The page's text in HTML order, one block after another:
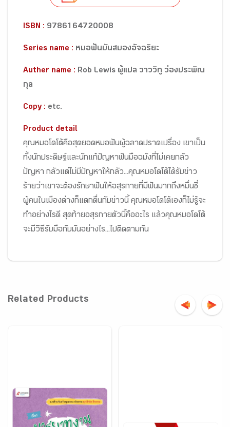
ISBN : 9786164720008
Series name : หมอฟันมันสมองอัจฉริยะ
Auther name :
กุล
Copy : etc.
Product detail
คุณหมอโดโต้คือสุดยอดหมอฟันผู้ฉลาดปราดเปรื่อง เขาเป็น
ทั้งนักประดิษฐ์และนักแก้ปัญหาฟันมือฉมังที่ไม่เคยกลัว
ปัญหา กลัวแต่ไม่มีปัญหาให้กลัว...คุณหมอโดโต้ได้รับข่าว
ร้ายว่าเขาจะต้องรักษาฟันให้อสุรกายที่มีฟันมากถึงหมื่นซี่
ผู้คนในเมืองต่างก็แตกตื่นกับข่าวนี้ คุณหมอโดโต้เองก็ไม่รู้จะ
ทำอย่างไรดี สุดท้ายอสุรกายตัวนี้คืออะไร แล้วคุณหมอโดโต้
จะมีวิธีรับมือกับมันอย่างไร...ไปติดตามกัน
Related Products